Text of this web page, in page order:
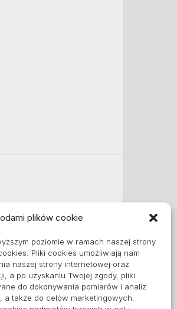
plików cookie
poziomie w ramach naszej strony
Pliki cookies umożliwiają nam
naszej strony internetowej oraz
a po uzyskaniu Twojej zgody, pliki
do dokonywania pomiarów i analiz
także do celów marketingowych.
(EU)